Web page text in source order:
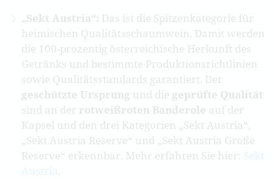
„Sekt Austria“: Das ist die Spitzenkategorie für
heimischen Qualitätsschaumwein. Damit werden
die 100-prozentig österreichische Herkunft des
Getränks und bestimmte Produktionsrichtlinien
sowie Qualitätsstandards garantiert. Der
geschützte Ursprung und die geprüfte Qualität
sind an der rotweißroten Banderole auf der
Kapsel und den drei Kategorien „Sekt Austria“,
„Sekt Austria Reserve“ und „Sekt Austria Große
Reserve“ erkennbar. Mehr erfahren Sie hier: Sekt
Austria